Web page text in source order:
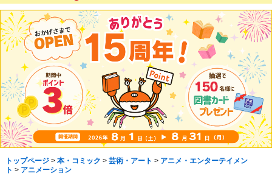
トップページ> 本・コミック > 芸術・アート > アニメ・エンターテイメン
ト > アニメーション